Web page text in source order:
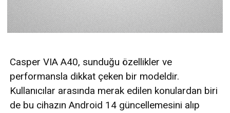
Casper VIA A40, sunduğu özellikler ve
performansla dikkat çeken bir modeldir.
Kullanıcılar arasında merak edilen konulardan biri
de bu cihazın Android 14 güncellemesini alıp